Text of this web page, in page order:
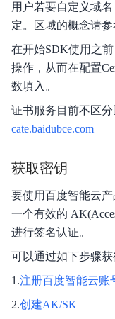
用户若要自定义域
定。区域的概念请参
在开始SDK使用之
操作，从而在配置
数填入。
证书服务目前不区分
cate.baidubce.com
获取密钥
要使用百度智能云
一个有效的
进行签名认证。
可以通过如下步骤
1.注册百度智能云账
2.创建AK/SK